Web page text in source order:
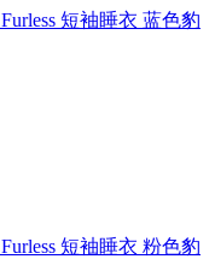
Furless 短袖睡衣 蓝色豹
Furless 短袖睡衣 粉色豹